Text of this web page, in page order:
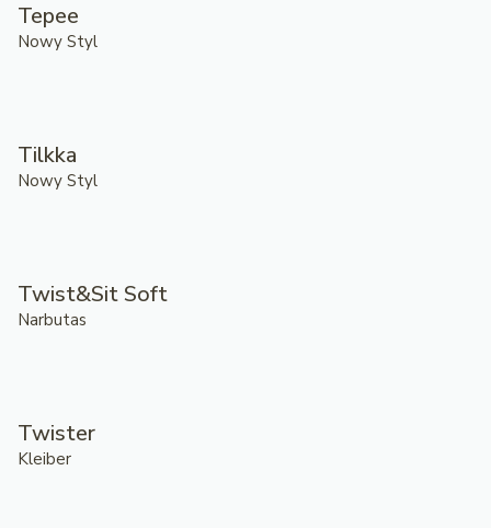
Tepee
Nowy Styl
Tilkka
Nowy Styl
Twist&Sit Soft
Narbutas
Twister
Kleiber